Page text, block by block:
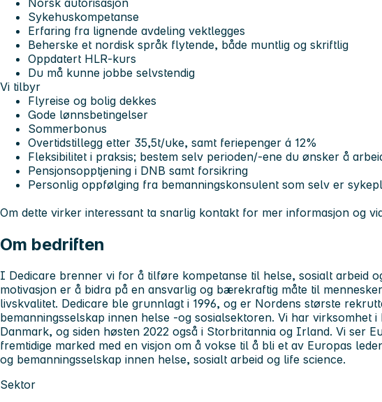
Norsk autorisasjon
Sykehuskompetanse
Erfaring fra lignende avdeling vektlegges
Beherske et nordisk språk flytende, både muntlig og skriftlig
Oppdatert HLR-kurs
Du må kunne jobbe selvstendig
Vi tilbyr
Flyreise og bolig dekkes
Gode lønnsbetingelser
Sommerbonus
Overtidstillegg etter 35,5t/uke, samt feriepenger á 12%
Fleksibilitet i praksis; bestem selv perioden/-ene du ønsker å
Pensjonsopptjening i DNB samt forsikring
Personlig oppfølging fra bemanningskonsulent som selv er
Om dette virker interessant ta snarlig kontakt for mer informasjon og
Om bedriften
I Dedicare brenner vi for å tilføre kompetanse til helse, sosialt arbeid
motivasjon er å bidra på en ansvarlig og bærekraftig måte til
livskvalitet. Dedicare ble grunnlagt i 1996, og er Nordens største
bemanningsselskap innen helse -og sosialsektoren. Vi har virksomhet
Danmark, og siden høsten 2022 også i Storbritannia og Irland. Vi ser
fremtidige marked med en visjon om å vokse til å bli et av Europas
og bemanningsselskap innen helse, sosialt arbeid og life science.
Sektor